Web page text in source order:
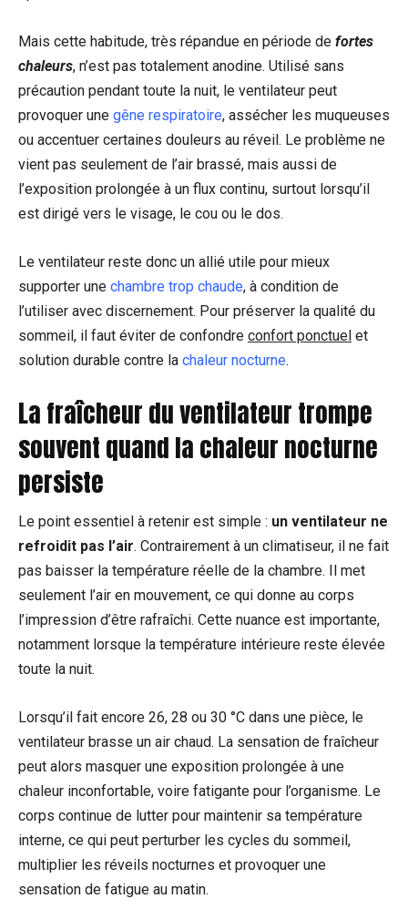
Mais cette habitude, très répandue en période de fortes
chaleurs, n’est pas totalement anodine. Utilisé sans
précaution pendant toute la nuit, le ventilateur peut
provoquer une gêne respiratoire, assécher les muqueuses
ou accentuer certaines douleurs au réveil. Le problème ne
vient pas seulement de l’air brassé, mais aussi de
l’exposition prolongée à un flux continu, surtout lorsqu’il
est dirigé vers le visage, le cou ou le dos.
Le ventilateur reste donc un allié utile pour mieux
supporter une chambre trop chaude, à condition de
l’utiliser avec discernement. Pour préserver la qualité du
sommeil, il faut éviter de confondre confort ponctuel et
solution durable contre la chaleur nocturne.
La fraîcheur du ventilateur trompe
souvent quand la chaleur nocturne
persiste
Le point essentiel à retenir est simple : un ventilateur ne
refroidit pas l’air. Contrairement à un climatiseur, il ne fait
pas baisser la température réelle de la chambre. Il met
seulement l’air en mouvement, ce qui donne au corps
l’impression d’être rafraîchi. Cette nuance est importante,
notamment lorsque la température intérieure reste élevée
toute la nuit.
Lorsqu’il fait encore 26, 28 ou 30 °C dans une pièce, le
ventilateur brasse un air chaud. La sensation de fraîcheur
peut alors masquer une exposition prolongée à une
chaleur inconfortable, voire fatigante pour l’organisme. Le
corps continue de lutter pour maintenir sa température
interne, ce qui peut perturber les cycles du sommeil,
multiplier les réveils nocturnes et provoquer une
sensation de fatigue au matin.